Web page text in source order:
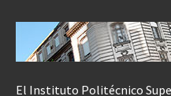
El Instituto Politécnico